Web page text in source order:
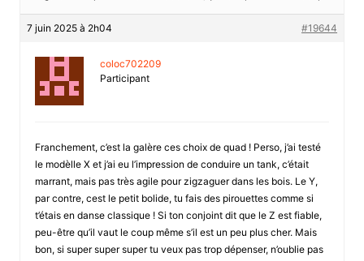
7 juin 2025 à 2h04 #19644
coloc702209
Participant
Franchement, c’est la galère ces choix de quad ! Perso, j’ai testé
le modèlle X et j’ai eu l’impression de conduire un tank, c’était
marrant, mais pas très agile pour zigzaguer dans les bois. Le Y,
par contre, cest le petit bolide, tu fais des pirouettes comme si
t’étais en danse classique ! Si ton conjoint dit que le Z est fiable,
peu-être qu’il vaut le coup même s’il est un peu plus cher. Mais
bon, si super super super tu veux pas trop dépenser, n’oublie pas